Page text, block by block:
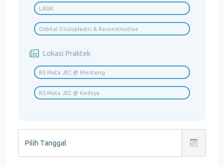
LASIK
Orbital Oculoplastic & Reconstructive
Lokasi Praktek
RS Mata JEC @ Menteng
RS Mata JEC @ Kedoya
Pilih Tanggal